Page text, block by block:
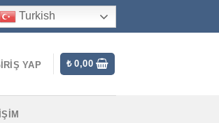
Turkish
YAP ₺0,00